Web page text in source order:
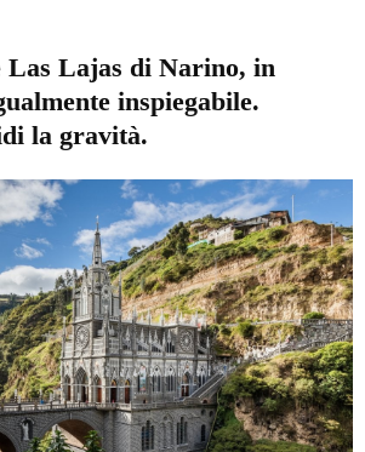
Las Lajas di Narino, in
inspiegabile.
la gravità.